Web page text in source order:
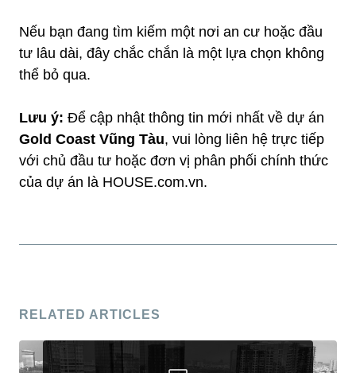
Nếu bạn đang tìm kiếm một nơi an cư hoặc đầu
tư lâu dài, đây chắc chắn là một lựa chọn không
thể bỏ qua.
Lưu ý: Để cập nhật thông tin mới nhất về dự án
Gold Coast Vũng Tàu, vui lòng liên hệ trực tiếp
với chủ đầu tư hoặc đơn vị phân phối chính thức
của dự án là HOUSE.com.vn.
RELATED ARTICLES